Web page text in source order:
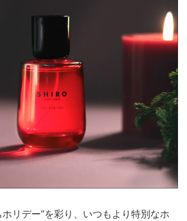
リデー”を彩り、いつもより特別なホ